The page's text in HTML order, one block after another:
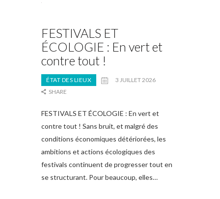
FESTIVALS ET
ÉCOLOGIE : En vert et
contre tout !
ÉTAT DES LIEUX
3 JUILLET 2026
SHARE
FESTIVALS ET ÉCOLOGIE : En vert et
contre tout ! Sans bruit, et malgré des
conditions économiques détériorées, les
ambitions et actions écologiques des
festivals continuent de progresser tout en
se structurant. Pour beaucoup, elles…